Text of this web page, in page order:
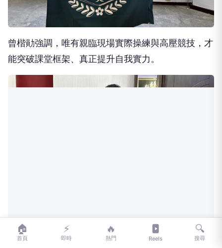
曾楷勛強調，唯有親臨現場實際操練與高壓競技，才
能突破課堂框架、真正提升自我實力。
🏠
首頁
⚡
即時
🔥
熱門 Reels
🔍
搜尋